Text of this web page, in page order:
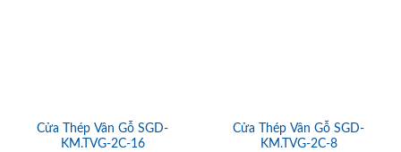
Cửa Thép Vân Gỗ SGD-
KM.TVG-2C-16
Cửa Thép Vân Gỗ SGD-
KM.TVG-2C-8